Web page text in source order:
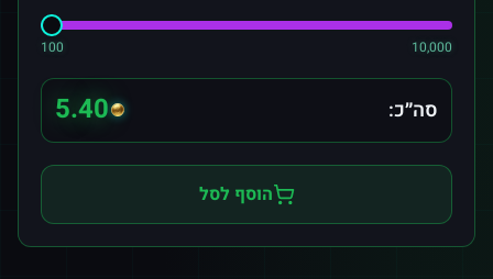
100 10,000
סה״כ: 5.40
הוסף לסל